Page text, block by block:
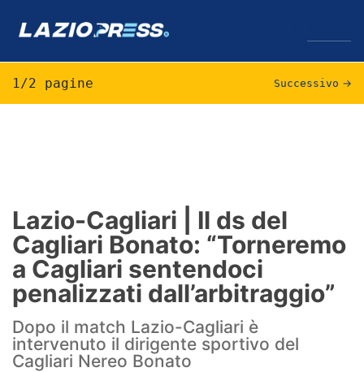
Formello
Infortuni
Primavera
Calciomercato
Lazio Women
1/2 pagine Successivo →
Lazio-Cagliari | Il ds del
Cagliari Bonato: “Torneremo
a Cagliari sentendoci
penalizzati dall’arbitraggio”
Dopo il match Lazio-Cagliari è
intervenuto il dirigente sportivo del
Cagliari Nereo Bonato